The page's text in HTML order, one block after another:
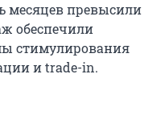
месяцев превысили
обеспечили
стимулирования
и trade-in.